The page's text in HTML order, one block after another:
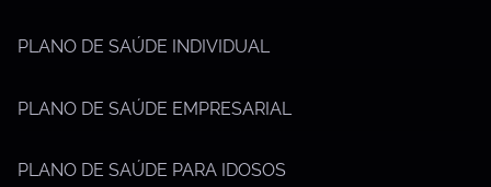
PLANO DE SAÚDE INDIVIDUAL
PLANO DE SAÚDE EMPRESARIAL
PLANO DE SAÚDE PARA IDOSOS